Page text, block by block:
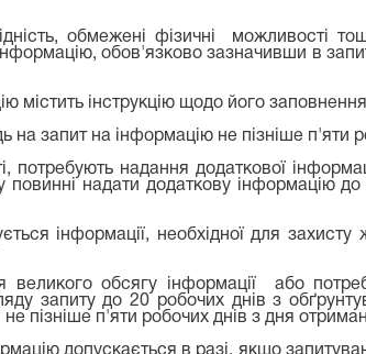
обмежені фізичні можливості
обов'язково зазначивши в
містить інструкцію щодо його
на запит на інформацію не пізніше п'яти
надання додаткової
надати додаткову інформацію до
інформації, необхідної для
обсягу інформації або
запиту до 20 робочих днів з
пізніше п'яти робочих днів з дня
допускається в разі, якщо